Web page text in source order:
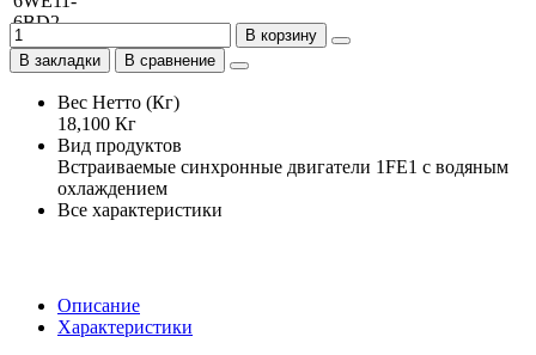
В корзину
В закладки
В сравнение
Вес Нетто (Кг)
18,100 Кг
Вид продуктов
Встраиваемые синхронные двигатели 1FE1 с водяным
охлаждением
Все характеристики
Описание
Характеристики